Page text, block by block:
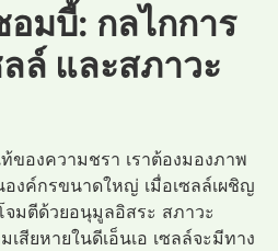
มบี้: กลไกการ
ล์ และสภาวะ
ของความชรา เราต้องมองภาพ
องค์กรขนาดใหญ่ เมื่อเซลล์เผชิญ
จมตีด้วยอนุมูลอิสระ สภาวะ
สียหายในดีเอ็นเอ เซลล์จะมีทาง